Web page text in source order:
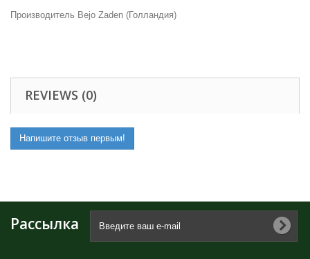
Производитель Bejo Zaden (Голландия)
REVIEWS (0)
Напишите отзыв первым!
Рассылка